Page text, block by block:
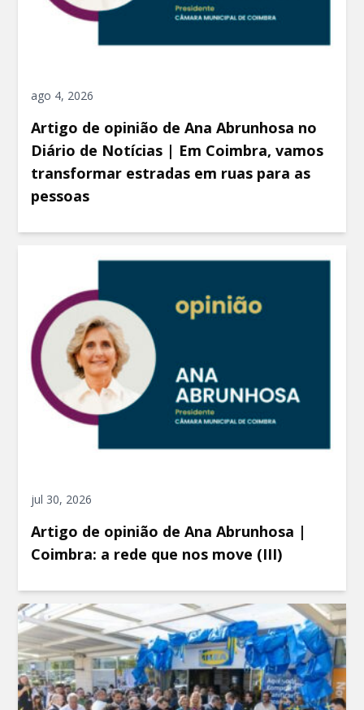
ago 4, 2026
Artigo de opinião de Ana Abrunhosa no
Diário de Notícias | Em Coimbra, vamos
transformar estradas em ruas para as
pessoas
jul 30, 2026
Artigo de opinião de Ana Abrunhosa |
Coimbra: a rede que nos move (III)